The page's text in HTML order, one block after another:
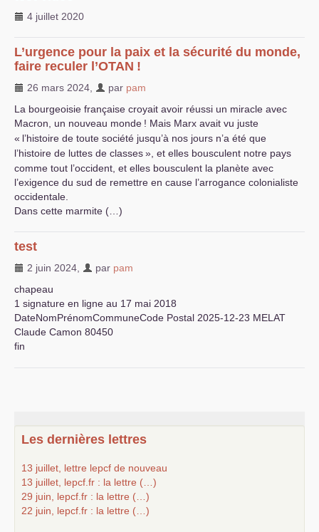
4 juillet 2020
L’urgence pour la paix et la sécurité du monde,
faire reculer l’OTAN !
26 mars 2024 par pam
La bourgeoisie française croyait avoir réussi un miracle avec
Macron, un nouveau monde ! Mais Marx avait vu juste
« l’histoire de toute société jusqu’à nos jours n’a été que
l’histoire de luttes de classes», et elles bousculent notre pays
comme tout l’occident, et elles bousculent la planète avec
l’exigence du sud de remettre en cause l’arrogance colonialiste
occidentale.
Dans cette marmite (…)
test
2 juin 2024 par pam
chapeau
1 signature en ligne au 17 mai 2018
DateNomPrénomCommuneCode Postal 2025-12-23 MELAT
Claude Camon 80450
fin
Les dernières lettres
13 juillet, lettre lepcf de nouveau
13 juillet, lepcf.fr : la lettre (…)
29 juin, lepcf.fr : la lettre (…)
22 juin, lepcf.fr : la lettre (…)